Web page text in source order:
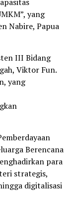
yang
Nabire, Papua
III Bidang
Viktor Fun.
yang
Berencana
para
strategis,
digitalisasi